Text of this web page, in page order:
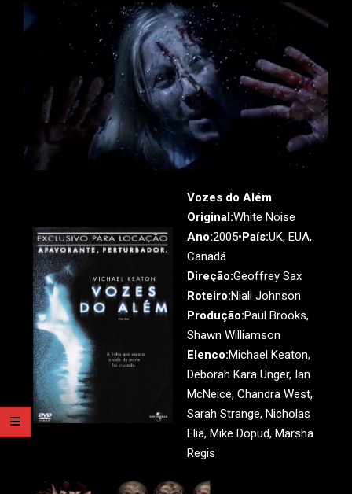
Vozes do Além
Original:White Noise
Ano:2005•País:UK, EUA,
Canadá
Direção:Geoffrey Sax
Roteiro:Niall Johnson
Produção:Paul Brooks,
Shawn Williamson
Elenco:Michael Keaton,
Deborah Kara Unger, Ian
McNeice, Chandra West,
Sarah Strange, Nicholas
Elia, Mike Dopud, Marsha
Regis